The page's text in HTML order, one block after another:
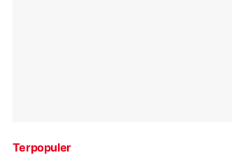
Terpopuler